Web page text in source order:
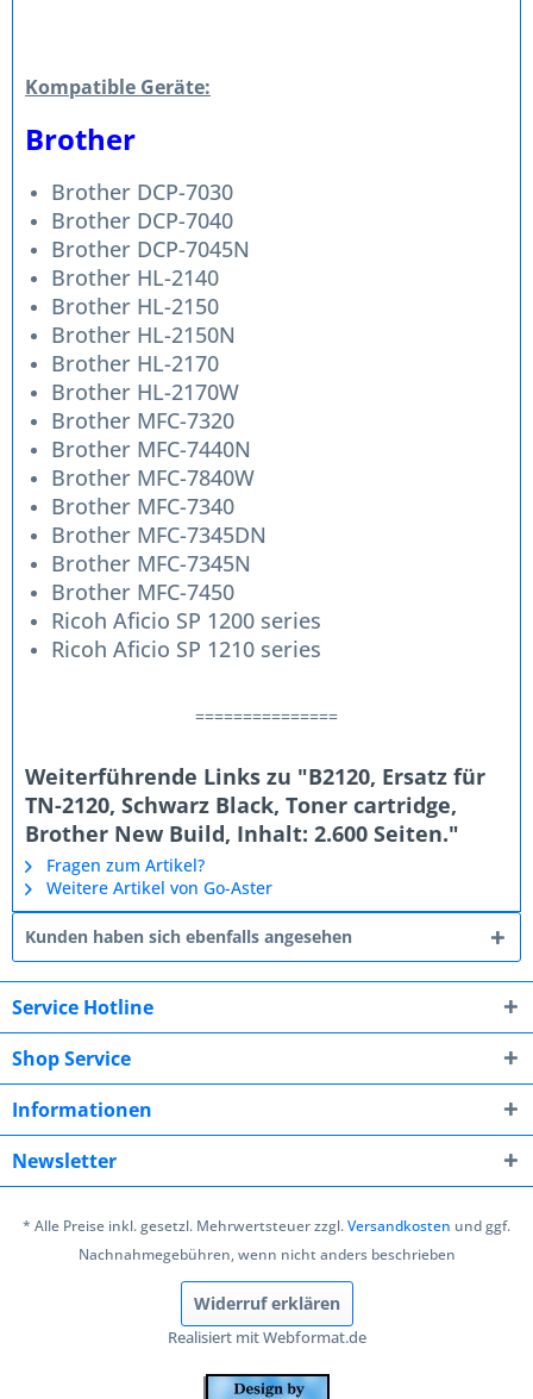
Kompatible Geräte:
Brother
Brother DCP-7030
Brother DCP-7040
Brother DCP-7045N
Brother HL-2140
Brother HL-2150
Brother HL-2150N
Brother HL-2170
Brother HL-2170W
Brother MFC-7320
Brother MFC-7440N
Brother MFC-7840W
Brother MFC-7340
Brother MFC-7345DN
Brother MFC-7345N
Brother MFC-7450
Ricoh Aficio SP 1200 series
Ricoh Aficio SP 1210 series
===============
Weiterführende Links zu "B2120, Ersatz für
TN-2120, Schwarz Black, Toner cartridge,
Brother New Build, Inhalt: 2.600 Seiten."
Fragen zum Artikel?
Weitere Artikel von Go-Aster
Kunden haben sich ebenfalls angesehen
Service Hotline
Shop Service
Informationen
Newsletter
* Alle Preise inkl. gesetzl. Mehrwertsteuer zzgl.Versandkosten und ggf.
Nachnahmegebühren, wenn nicht anders beschrieben
Widerruf erklären
Realisiert mit Webformat.de